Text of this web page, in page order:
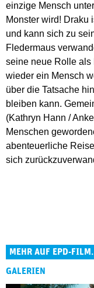
einzige Mensch
Monster wird! Draku
und kann sich zu
Fledermaus
seine neue Rolle als
wieder ein Mensch
über die Tatsache
bleiben kann.
(Kathryn Hann /
Menschen
abenteuerliche
sich
MEHR AUF EPD-
GALERIEN